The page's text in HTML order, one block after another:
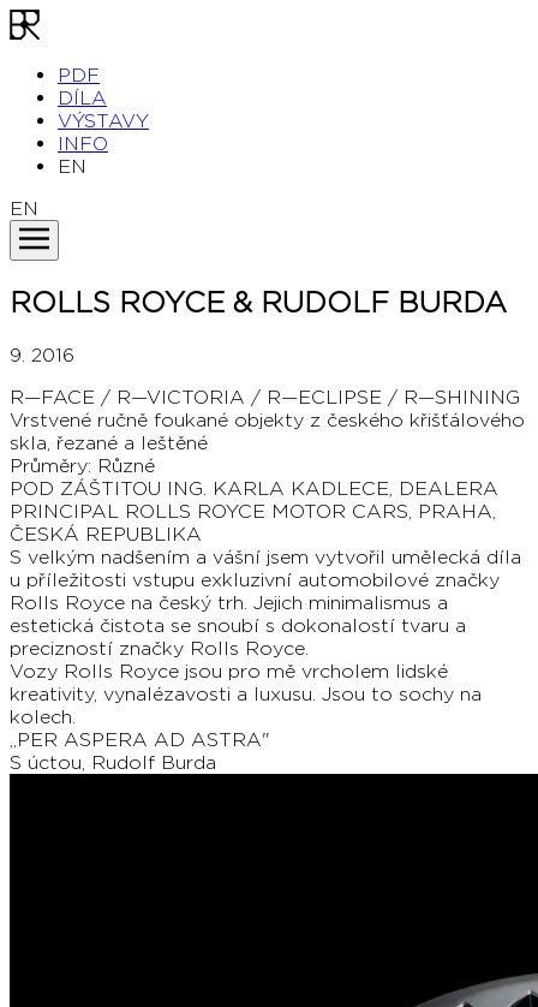
PDF
DÍLA
VÝSTAVY
INFO
EN
EN
ROLLS ROYCE & RUDOLF BURDA
9. 2016
R—FACE / R—VICTORIA / R—ECLIPSE / R—SHINING
Vrstvené ručně foukané objekty z českého křišťálového
skla, řezané a leštěné
Průměry: Různé
POD ZÁŠTITOU ING. KARLA KADLECE, DEALERA
PRINCIPAL ROLLS ROYCE MOTOR CARS, PRAHA,
ČESKÁ REPUBLIKA
S velkým nadšením a vášní jsem vytvořil umělecká díla
u příležitosti vstupu exkluzivní automobilové značky
Rolls Royce na český trh. Jejich minimalismus a
estetická čistota se snoubí s dokonalostí tvaru a
precizností značky Rolls Royce.
Vozy Rolls Royce jsou pro mě vrcholem lidské
kreativity, vynalézavosti a luxusu. Jsou to sochy na
kolech.
„PER ASPERA AD ASTRA"
S úctou, Rudolf Burda